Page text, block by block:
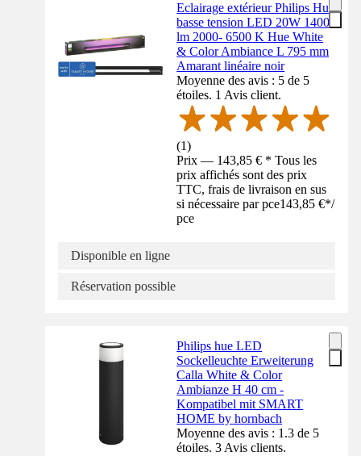
Eclairage extérieur Philips Hue
basse tension LED 20W 1400
lm 2000- 6500 K Hue White
& Color Ambiance L 795 mm
Amarant linéaire noir
Moyenne des avis : 5 de 5
étoiles. 1 Avis client.
(1)
Prix — 143,85 € * Tous les
prix affichés sont des prix
TTC, frais de livraison en sus
si nécessaire par pce143,85 €*/
pce
Disponible en ligne
Réservation possible
Philips hue LED
Sockelleuchte Erweiterung
Calla White & Color
Ambianze H 40 cm -
Kompatibel mit SMART
HOME by hornbach
Moyenne des avis : 1.3 de 5
étoiles. 3 Avis clients.